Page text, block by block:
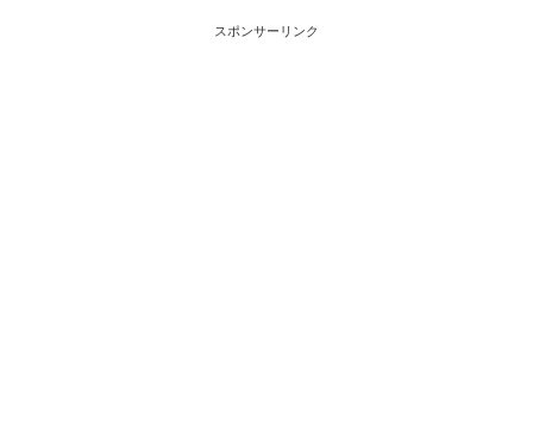
スポンサーリンク